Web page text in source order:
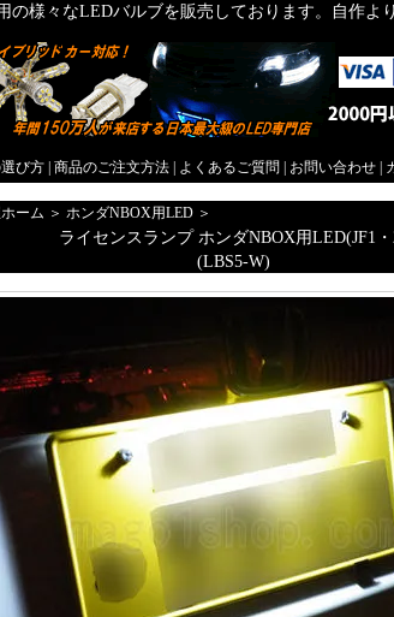
様々なLEDバルブを販売しております。自作よ
び方 商品のご注文方法 よくあるご質問 お問い合わせ
ーム ＞ ホンダNBOX用LED ＞
ライセンスランプ ホンダNBOX用LED(JF1
(LBS5-W)